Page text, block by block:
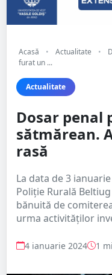
Acasă • Actualitate •
furat un ...
Actualitate
Dosar penal
sătmărean.
rasă
La data de 3
Poliție Rurală
bănuită de
urma activităților
4 ianuarie 2024 1